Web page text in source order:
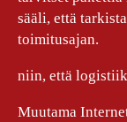
sääli, että
toimitusajan.
niin, että
Muutama